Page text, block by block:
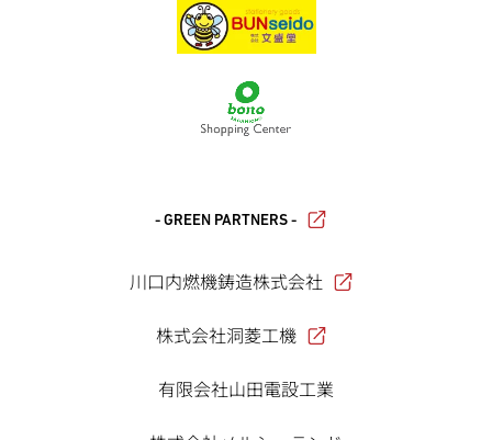
- GREEN PARTNERS -
川口内燃機鋳造株式会社
株式会社洞菱工機
有限会社山田電設工業